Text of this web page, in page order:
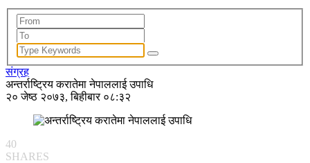
संग्रह
अन्तर्राष्ट्रिय करातेमा नेपाललाई उपाधि
२० जेष्ठ २०७३, बिहीबार ०८:३२
40
SHARES